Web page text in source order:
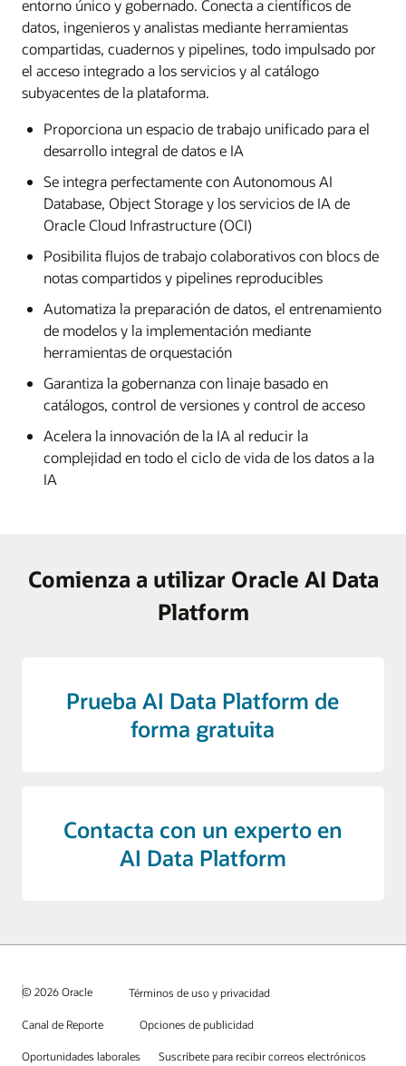
entorno único y gobernado. Conecta a científicos de
datos, ingenieros y analistas mediante herramientas
compartidas, cuadernos y pipelines, todo impulsado por
el acceso integrado a los servicios y al catálogo
subyacentes de la plataforma.
Proporciona un espacio de trabajo unificado para el
desarrollo integral de datos e IA
Se integra perfectamente con Autonomous AI
Database, Object Storage y los servicios de IA de
Oracle Cloud Infrastructure (OCI)
Posibilita flujos de trabajo colaborativos con blocs de
notas compartidos y pipelines reproducibles
Automatiza la preparación de datos, el entrenamiento
de modelos y la implementación mediante
herramientas de orquestación
Garantiza la gobernanza con linaje basado en
catálogos, control de versiones y control de acceso
Acelera la innovación de la IA al reducir la
complejidad en todo el ciclo de vida de los datos a la
IA
Comienza a utilizar Oracle AI Data
Platform
Prueba AI Data Platform de
forma gratuita
Contacta con un experto en
AI Data Platform
© 2026 Oracle Términos de uso y privacidad
Canal de Reporte Opciones de publicidad
Oportunidades laborales Suscríbete para recibir correos electrónicos